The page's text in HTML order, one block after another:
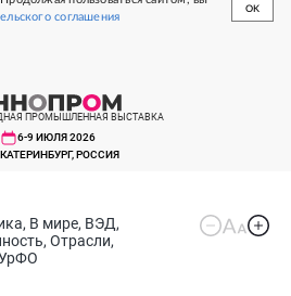
соглашения
OK
ПРОМЫШЛЕННАЯ ВЫСТАВКА
6-9 ИЮЛЯ 2026
РОССИЯ
, В мире, ВЭД,
, Отрасли,